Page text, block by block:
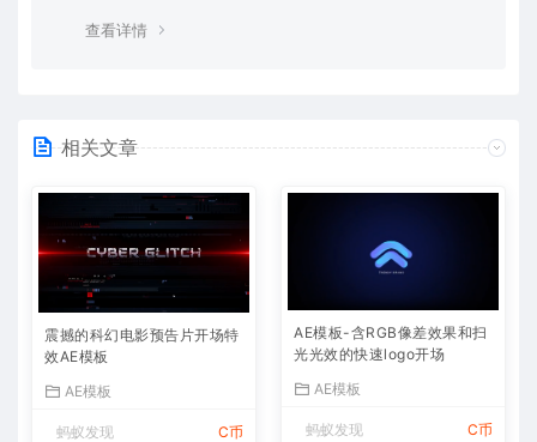
查看详情
相关文章
震撼的科幻电影预告片开场特
效AE模板
AE模板
蚂蚁发现 C币
AE模板-含RGB像差效果和扫
光光效的快速logo开场
AE模板
蚂蚁发现 C币